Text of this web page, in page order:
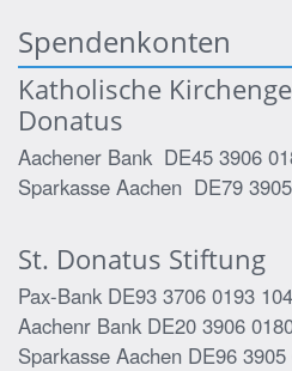
Spendenkonten
Katholische
Donatus
Aachener Bank DE45 3906
Sparkasse Aachen DE79
St. Donatus Stiftung
Pax-Bank DE93 3706 0193
Aachenr Bank DE20 3906
Sparkasse Aachen DE96